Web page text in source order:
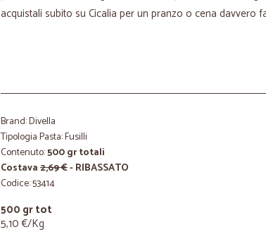
acquistali subito su Cicalia per un pranzo o cena davvero
Brand: Divella
Tipologia Pasta: Fusilli
Contenuto:500 gr totali
Costava2,69 €- RIBASSATO
Codice: 53414
500 gr tot
5,10 €/Kg